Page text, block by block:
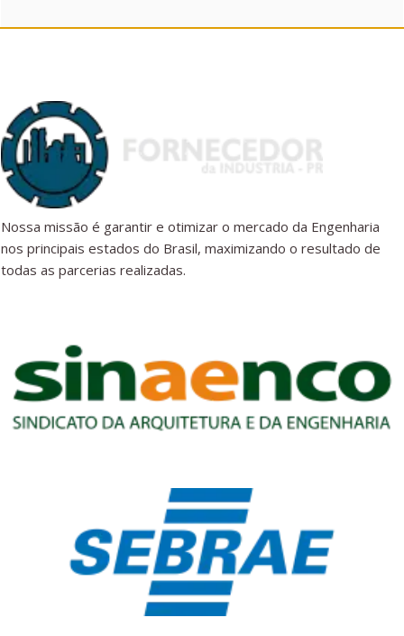
Nossa missão é garantir e otimizar o mercado da Engenharia
nos principais estados do Brasil, maximizando o resultado de
todas as parcerias realizadas.